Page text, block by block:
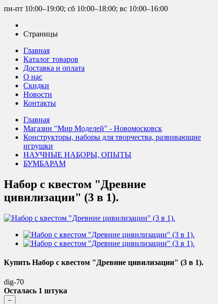
пн-пт 10:00–19:00; сб 10:00–18:00; вс 10:00–16:00
Страницы
Главная
Каталог товаров
Доставка и оплата
О нас
Скидки
Новости
Контакты
Главная
Магазин "Мир Моделей" - Новомосковск
Конструкторы, наборы для творчества, развивающие
игрушки
НАУЧНЫЕ НАБОРЫ, ОПЫТЫ
БУМБАРАМ
Набор с квестом "Древние
цивилизации" (3 в 1).
Купить Набор с квестом "Древние цивилизации" (3 в 1).
dig-70
Осталась 1 штука